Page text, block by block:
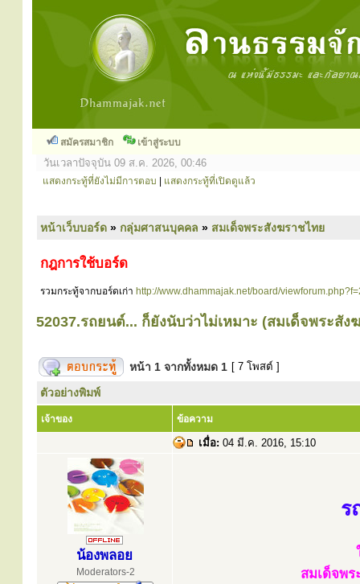
สมัครสมาชิก เข้าสู่ระบบ
วันเวลาปัจจุบัน 09 ส.ค. 2026, 00:46
แสดงกระทู้ที่ยังไม่มีการตอบ แสดงกระทู้ที่เปิดดูแล้ว
หน้าเว็บบอร์ด » กลุ่มศาสนบุคคล » สมเด็จพระสังฆราชไทย
กฎการใช้บอร์ด
รวมกระทู้จากบอร์ดเก่า http://www.dhammajak.net/board/
52037.รถยนต์... ก็ยังนับว่าไม่เหมาะ (สมเด็จพระสัง
หน้า 1 จากทั้งหมด 1 [ 7 โพสต์ ]
ตัวอย่างพิมพ์
เจ้าของ ข้อความ
เมื่อ: 04 มี.ค. 2016, 15:10
น้องพลอย
Moderators-2
ร
สมเด็จพร